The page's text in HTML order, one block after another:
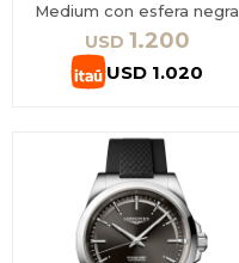
Medium con esfera negra
USD 1.200
USD 1.020